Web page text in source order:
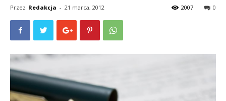
Przez Redakcja - 21 marca, 2012 0
2007